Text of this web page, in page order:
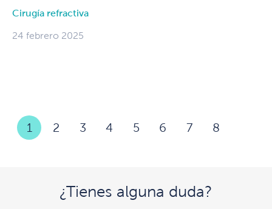
Cirugía refractiva
24 febrero 2025
1 2 3 4 5 6 7 8
¿Tienes alguna duda?